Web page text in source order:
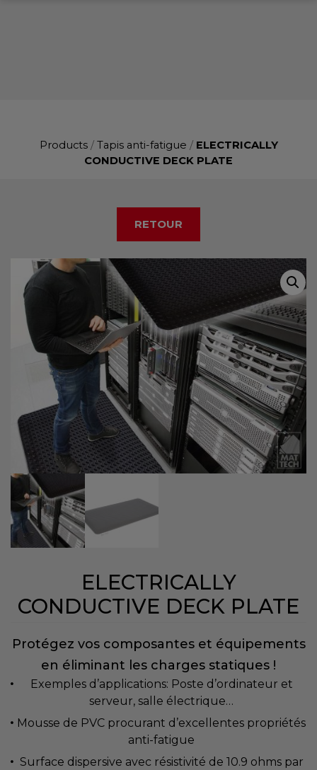
Products/ Tapis anti-fatigue / ELECTRICALLY
CONDUCTIVE DECK PLATE
RETOUR
ELECTRICALLY
CONDUCTIVE DECK PLATE
Protégez vos composantes et équipements
en éliminant les charges statiques !
Exemples d’applications: Poste d’ordinateur et
serveur, salle électrique…
Mousse de PVC procurant d’excellentes propriétés
anti-fatigue
Surface dispersive avec résistivité de 10.9 ohms par